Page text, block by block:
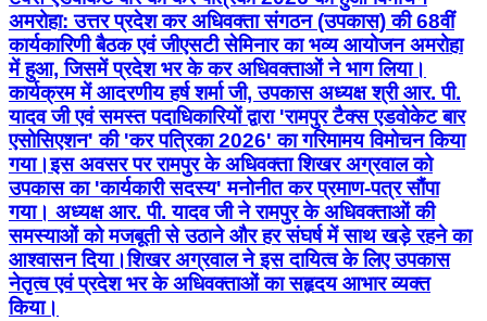
अमरोहा: उत्तर प्रदेश कर अधिवक्ता संगठन (उपकास) की 68वीं
कार्यकारिणी बैठक एवं जीएसटी सेमिनार का भव्य आयोजन अमरोहा
में हुआ, जिसमें प्रदेश भर के कर अधिवक्ताओं ने भाग लिया। ​
कार्यक्रम में आदरणीय हर्ष शर्मा जी, उपकास अध्यक्ष श्री आर. पी.
यादव जी एवं समस्त पदाधिकारियों द्वारा 'रामपुर टैक्स एडवोकेट बार
एसोसिएशन' की 'कर पत्रिका 2026' का गरिमामय विमोचन किया
गया। ​इस अवसर पर रामपुर के अधिवक्ता शिखर अग्रवाल को
उपकास का 'कार्यकारी सदस्य' मनोनीत कर प्रमाण-पत्र सौंपा
गया। अध्यक्ष आर. पी. यादव जी ने रामपुर के अधिवक्ताओं की
समस्याओं को मजबूती से उठाने और हर संघर्ष में साथ खड़े रहने का
आश्वासन दिया। ​शिखर अग्रवाल ने इस दायित्व के लिए उपकास
नेतृत्व एवं प्रदेश भर के अधिवक्ताओं का सहृदय आभार व्यक्त
किया।